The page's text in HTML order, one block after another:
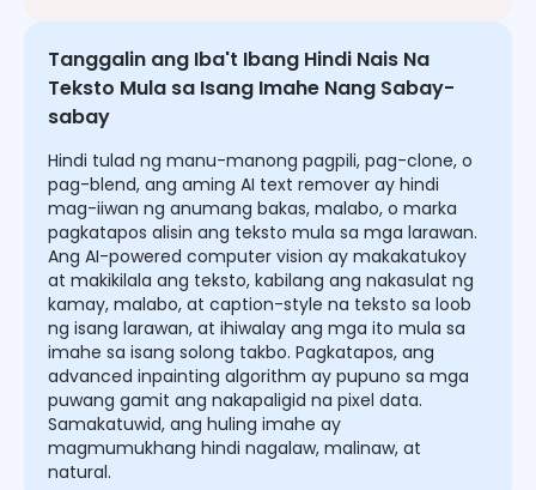
Tanggalin ang Iba't Ibang Hindi Nais Na
Teksto Mula sa Isang Imahe Nang Sabay-
sabay
Hindi tulad ng manu-manong pagpili, pag-clone, o
pag-blend, ang aming AI text remover ay hindi
mag-iiwan ng anumang bakas, malabo, o marka
pagkatapos alisin ang teksto mula sa mga larawan.
Ang AI-powered computer vision ay makakatukoy
at makikilala ang teksto, kabilang ang nakasulat ng
kamay, malabo, at caption-style na teksto sa loob
ng isang larawan, at ihiwalay ang mga ito mula sa
imahe sa isang solong takbo. Pagkatapos, ang
advanced inpainting algorithm ay pupuno sa mga
puwang gamit ang nakapaligid na pixel data.
Samakatuwid, ang huling imahe ay
magmumukhang hindi nagalaw, malinaw, at
natural.